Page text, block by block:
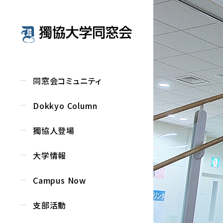
同窓会コミュニティ
Dokkyo Column
獨協人登場
大学情報
Campus Now
支部活動